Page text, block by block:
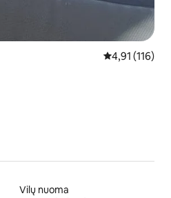
Vidutinis
4,91 (116)
Vilų nuoma